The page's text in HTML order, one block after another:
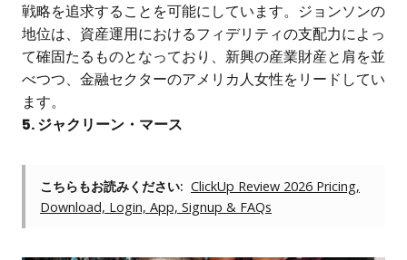
戦略を追求することを可能にしています。ジョンソンの
地位は、資産運用におけるフィデリティの支配力によっ
て確固たるものとなっており、新興の産業財産と肩を並
べつつ、金融セクターのアメリカ人女性をリードしてい
ます。
5. ジャクリーン・マース
こちらもお読みください: ClickUp Review 2026 Pricing,
Download, Login, App, Signup & FAQs